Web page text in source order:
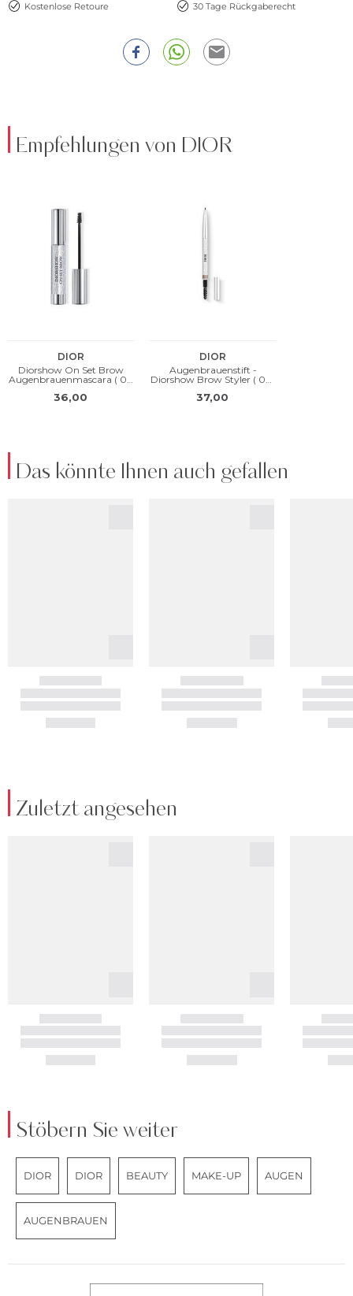
Kostenlose Retoure
30 Tage Rückgaberecht
Empfehlungen von DIOR
Das könnte Ihnen auch gefallen
Zuletzt angesehen
Stöbern Sie weiter
DIOR DIOR BEAUTY MAKE-UP AUGEN
AUGENBRAUEN